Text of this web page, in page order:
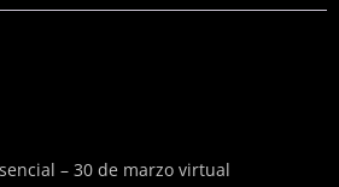
– 30 de marzo virtual